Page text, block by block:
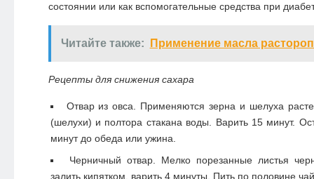
состоянии или как вспомогательные средства при
Читайте также: Применение масла
Рецепты для снижения сахара
Отвар из овса. Применяются зерна и шелуха
(шелухи) и полтора стакана воды. Варить 15 минут.
минут до обеда или ужина.
Черничный отвар. Мелко порезанные листья
залить кипятком, варить 4 минуты. Пить по половине